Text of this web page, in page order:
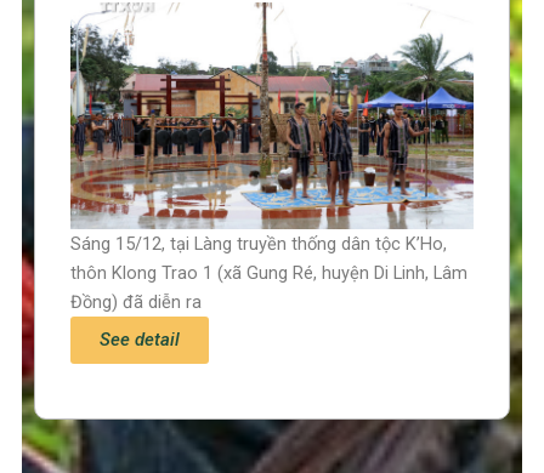
Trang chủ
Sáng 15/12, tại Làng truyền thống dân tộc K’Ho,
thôn Klong Trao 1 (xã Gung Ré, huyện Di Linh, Lâm
Đồng) đã diễn ra
See detail